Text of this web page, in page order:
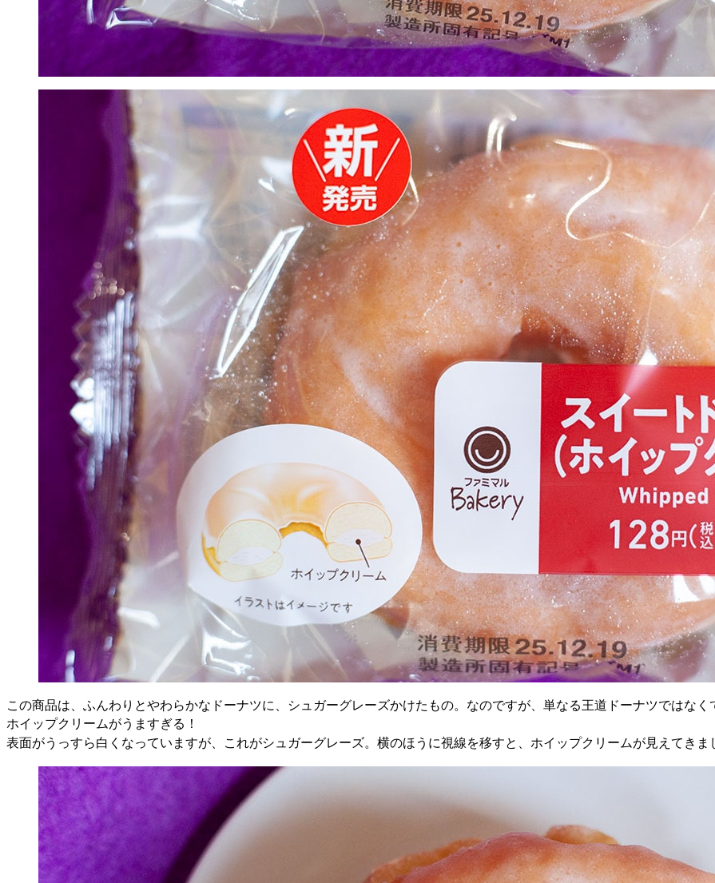
この商品は、ふんわりとやわらかなドーナツに、シュガーグレーズかけたもの。なのですが、単なる王道ドーナツではな
ホイップクリームがうますぎる！
表面がうっすら白くなっていますが、これがシュガーグレーズ。横のほうに視線を移すと、ホイップクリームが見えてきま